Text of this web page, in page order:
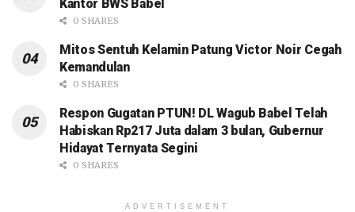
Kantor BWS Babel
0 SHARES
Mitos Sentuh Kelamin Patung Victor Noir Cegah
Kemandulan
0 SHARES
Respon Gugatan PTUN! DL Wagub Babel Telah
Habiskan Rp217 Juta dalam 3 bulan, Gubernur
Hidayat Ternyata Segini
0 SHARES
ADVERTISEMENT